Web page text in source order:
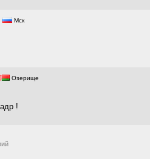
Мск
Озерище
!